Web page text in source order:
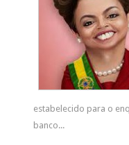
estabelecido para o
banco...